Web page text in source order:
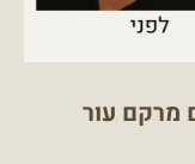
מרקם עור